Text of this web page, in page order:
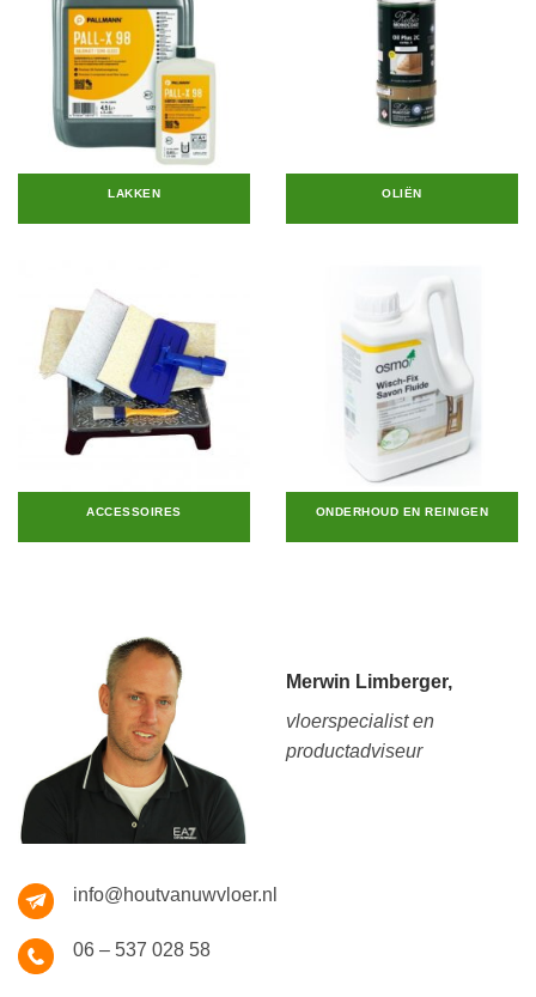
LAKKEN OLIËN
ACCESSOIRES ONDERHOUD EN REINIGEN
Merwin Limberger,
vloerspecialist en
productadviseur
info@houtvanuwvloer.nl
06 – 537 028 58